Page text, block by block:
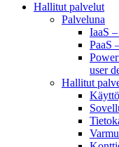
Hallitut palvelut
Palveluna
IaaS
PaaS
user
Hallitut